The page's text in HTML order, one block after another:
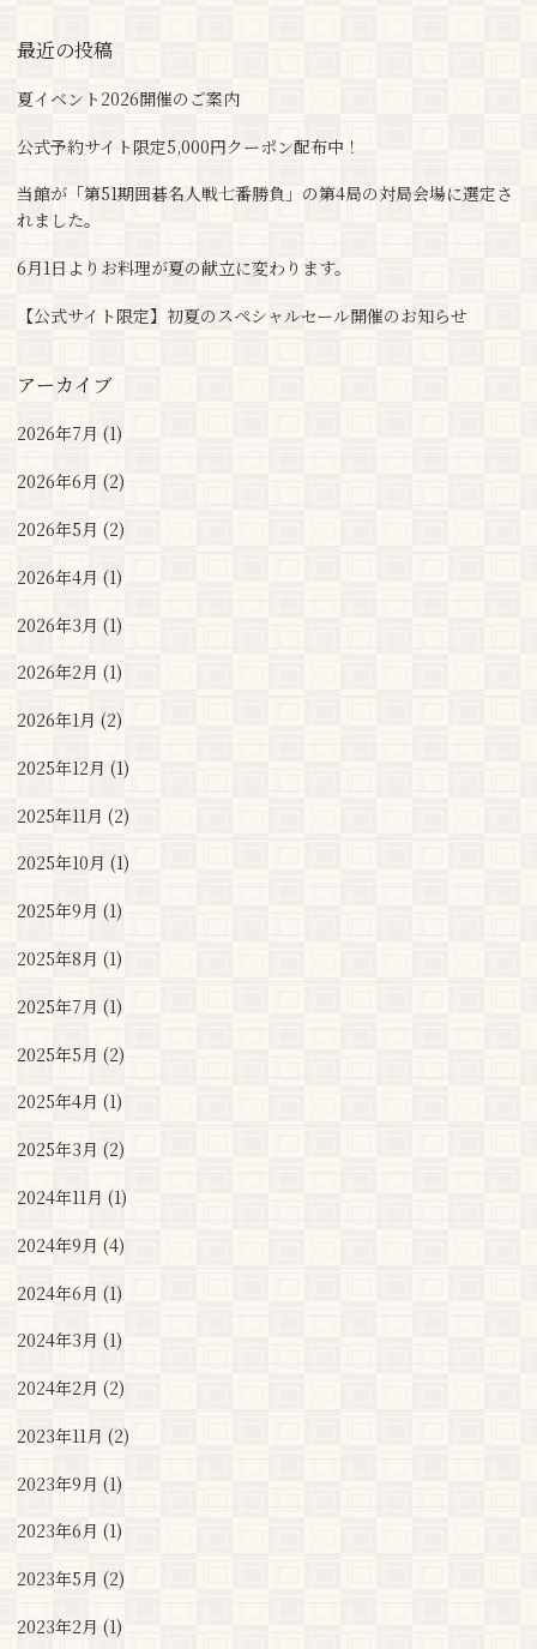
最近の投稿
夏イベント2026開催のご案内
公式予約サイト限定5,000円クーポン配布中！
当館が「第51期囲碁名人戦七番勝負」の第4局の対局会場に選定さ
れました。
6月1日よりお料理が夏の献立に変わります。
【公式サイト限定】初夏のスペシャルセール開催のお知らせ
アーカイブ
2026年7月 (1)
2026年6月 (2)
2026年5月 (2)
2026年4月 (1)
2026年3月 (1)
2026年2月 (1)
2026年1月 (2)
2025年12月 (1)
2025年11月 (2)
2025年10月 (1)
2025年9月 (1)
2025年8月 (1)
2025年7月 (1)
2025年5月 (2)
2025年4月 (1)
2025年3月 (2)
2024年11月 (1)
2024年9月 (4)
2024年6月 (1)
2024年3月 (1)
2024年2月 (2)
2023年11月 (2)
2023年9月 (1)
2023年6月 (1)
2023年5月 (2)
2023年2月 (1)